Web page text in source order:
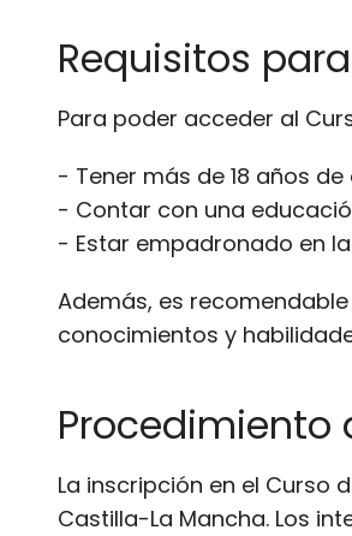
Requisitos
Para poder acceder al
- Tener más de 18 años de
- Contar con una
- Estar empadronado en
Además, es
conocimientos y
Procedimiento
La inscripción en el Curso
Castilla-La Mancha. Los